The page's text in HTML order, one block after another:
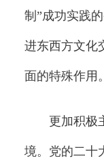
制”成功实践
进东西方文化
面的特殊作用。
更加积极主
境。党的二十